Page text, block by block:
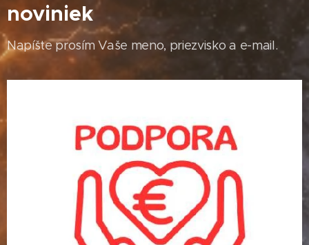
noviniek
Napíšte prosím Vaše meno, priezvisko a e-mail.